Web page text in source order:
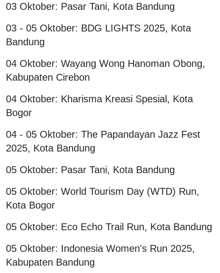
03 Oktober: Pasar Tani, Kota Bandung
03 - 05 Oktober: BDG LIGHTS 2025, Kota
Bandung
04 Oktober: Wayang Wong Hanoman Obong,
Kabupaten Cirebon
04 Oktober: Kharisma Kreasi Spesial, Kota
Bogor
04 - 05 Oktober: The Papandayan Jazz Fest
2025, Kota Bandung
05 Oktober: Pasar Tani, Kota Bandung
05 Oktober: World Tourism Day (WTD) Run,
Kota Bogor
05 Oktober: Eco Echo Trail Run, Kota Bandung
05 Oktober: Indonesia Women's Run 2025,
Kabupaten Bandung